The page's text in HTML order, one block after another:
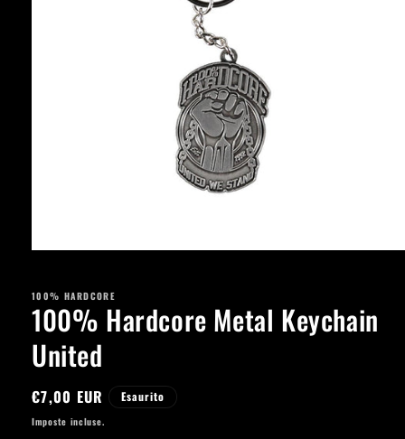
1
in
finestra
100% HARDCORE
100% Hardcore Metal Keychain
United
Prezzo
di
€7,00 EUR Esaurito
Imposte incluse.